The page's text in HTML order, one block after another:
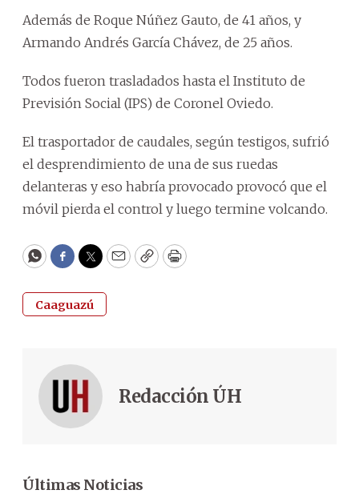
Además de Roque Núñez Gauto, de 41 años, y
Armando Andrés García Chávez, de 25 años.
Todos fueron trasladados hasta el Instituto de
Previsión Social (IPS) de Coronel Oviedo.
El trasportador de caudales, según testigos, sufrió
el desprendimiento de una de sus ruedas
delanteras y eso habría provocado provocó que el
móvil pierda el control y luego termine volcando.
WhatsApp
Facebook
Twitter
EmailCopyPrint
Caaguazú
Redacción ÚH
Últimas Noticias